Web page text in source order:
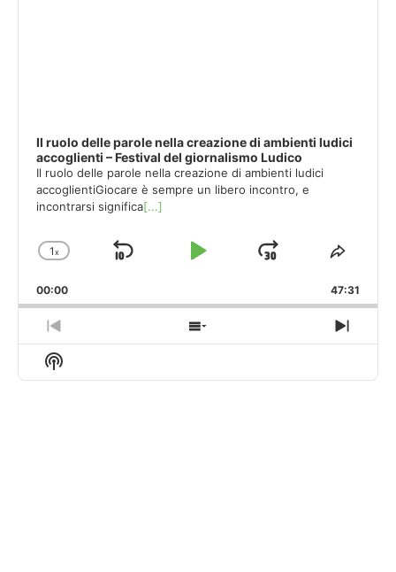
Il ruolo delle parole nella creazione di ambienti ludici
accoglienti – Festival del giornalismo Ludico
Il ruolo delle parole nella creazione di ambienti ludici
accoglientiGiocare è sempre un libero incontro, e
incontrarsi significa[...]
Change
Rate
1x
Skip
Play
Jump
Forward
Share
00:00 47:31
Previous
Episode
Show
Episodes
Next
Show
Podcast